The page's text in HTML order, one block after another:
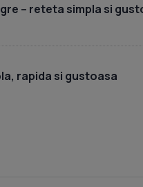
– reteta simpla si
rapida si gustoasa